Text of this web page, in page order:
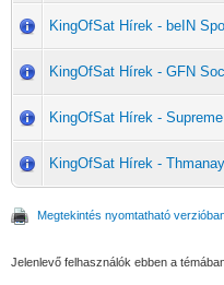
KingOfSat Hírek - beIN
KingOfSat Hírek - GFN
KingOfSat Hírek -
KingOfSat Hírek -
Megtekintés nyomtatható
Jelenlevő felhasználók ebben a